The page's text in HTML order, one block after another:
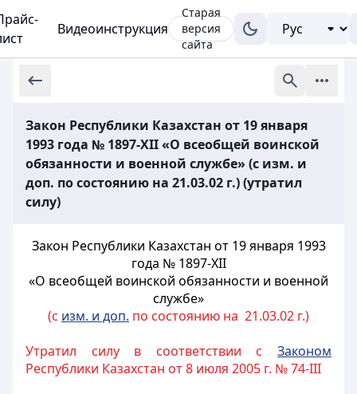
Видеоинструкция
Старая
версия
сайта
Закон Республики Казахстан от 19 января
1993 года № 1897-XII «О всеобщей воинской
обязанности и военной службе» (с изм. и
доп. по состоянию на 21.03.02 г.) (утратил
силу)
Закон Республики Казахстан от 19 января 1993
года № 1897-XII
«О всеобщей воинской обязанности и военной
службе»
(с изм. и доп. по состоянию на 21.03.02 г.)
Утратил силу в соответствии с Законом
Республики Казахстан от 8 июля 2005 г. № 74-III